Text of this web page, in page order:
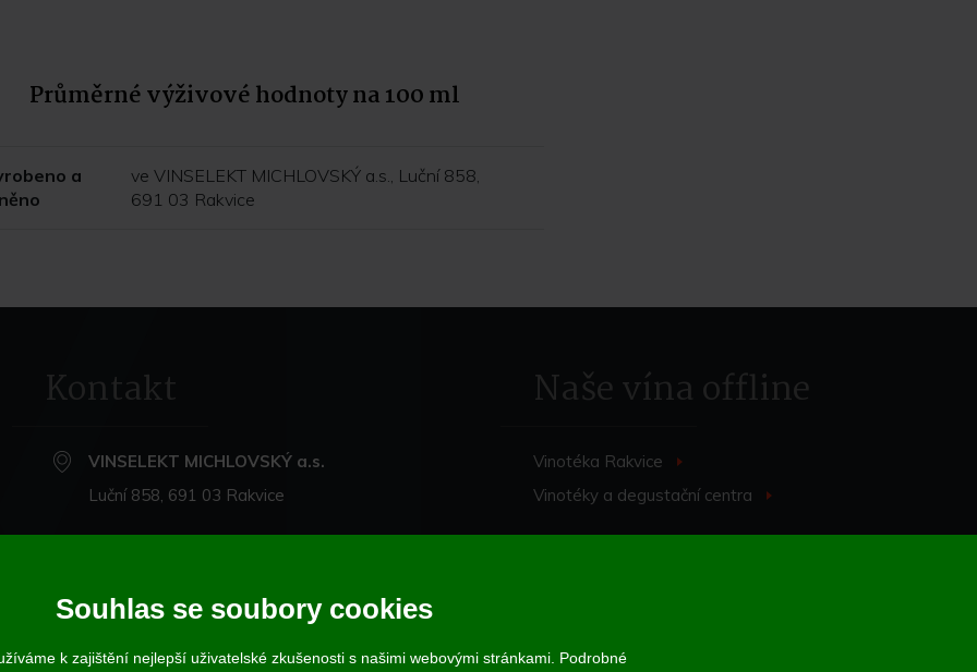
Průměrné výživové hodnoty na 100 ml
a
ve VINSELEKT MICHLOVSKÝ a.s., Luční 858,
691 03 Rakvice
Kontakt
VINSELEKT MICHLOVSKÝ a.s.
Luční 858, 691 03 Rakvice
michlovsky@michlovsky.com
Naše vína offline
Vinotéka Rakvice
Vinotéky a degustační centra
Souhlas se soubory cookies
k zajištění nejlepší uživatelské zkušenosti s našimi webovými stránkami. Podrobné